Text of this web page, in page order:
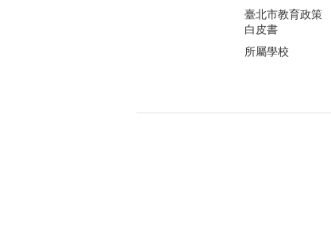
臺北市教育政策
白皮書
所屬學校